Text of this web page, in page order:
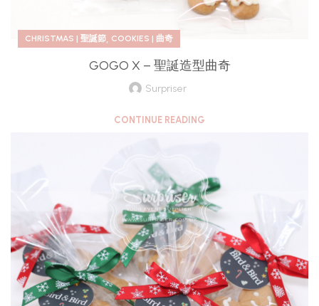
CHRISTMAS | 聖誕節, COOKIES | 曲奇
GOGO X – 聖誕造型曲奇
Surpriser
CONTINUE READING